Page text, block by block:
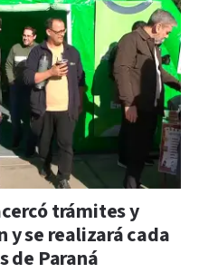
trámites y
y se realizará cada
de Paraná